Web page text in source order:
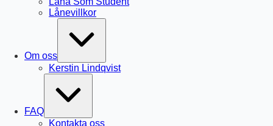
Lånevillkor
Om oss
Kerstin Lindqvist
FAQ
Kontakta oss